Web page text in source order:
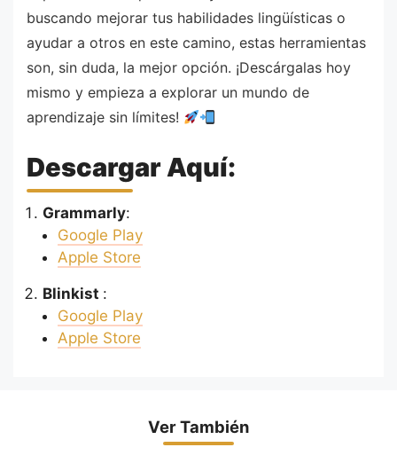
buscando mejorar tus habilidades lingüísticas o
ayudar a otros en este camino, estas herramientas
son, sin duda, la mejor opción. ¡Descárgalas hoy
mismo y empieza a explorar un mundo de
aprendizaje sin límites!
Descargar Aquí:
Grammarly:
Google Play
Apple Store
Blinkist :
Google Play
Apple Store
Ver También